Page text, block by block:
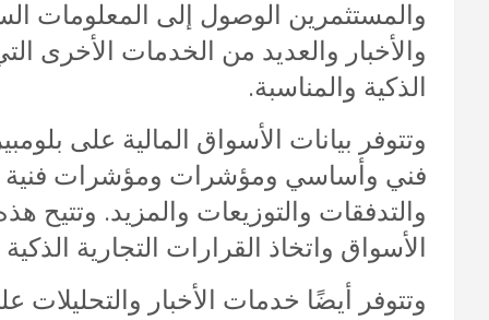
والمستثمرين الوصول إلى المعلومات
والأخبار والعديد من الخدمات الأخرى
الذكية والمناسبة.
وتتوفر بيانات الأسواق المالية على
فني وأساسي ومؤشرات ومؤشرات فنية
والتدفقات والتوزيعات والمزيد. وتتيح
الأسواق واتخاذ القرارات التجارية
وتتوفر أيضًا خدمات الأخبار